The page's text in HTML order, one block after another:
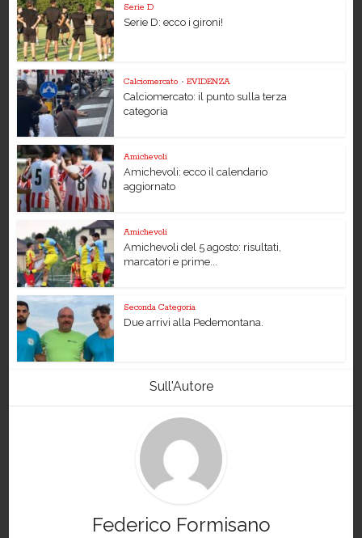
Serie D
Serie D: ecco i gironi!
Calciomercato • EVIDENZA
Calciomercato: il punto sulla terza
categoria
Amichevoli
Amichevoli: ecco il calendario
aggiornato
Amichevoli
Amichevoli del 5 agosto: risultati,
marcatori e prime...
Seconda Categoria
Due arrivi alla Pedemontana.
Sull'Autore
Federico Formisano